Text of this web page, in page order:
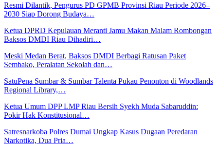
Resmi Dilantik, Pengurus PD GPMB Provinsi Riau Periode 2026–
2030 Siap Dorong Budaya…
Ketua DPRD Kepulauan Meranti Jamu Makan Malam Rombongan
Baksos DMDI Riau Dihadiri…
Meski Medan Berat, Baksos DMDI Berbagi Ratusan Paket
Sembako, Peralatan Sekolah dan…
SatuPena Sumbar & Sumbar Talenta Pukau Penonton di Woodlands
Regional Library,…
Ketua Umum DPP LMP Riau Bersih Syekh Muda Sabaruddin:
Pokir Hak Konstitusional…
Satresnarkoba Polres Dumai Ungkap Kasus Dugaan Peredaran
Narkotika, Dua Pria…